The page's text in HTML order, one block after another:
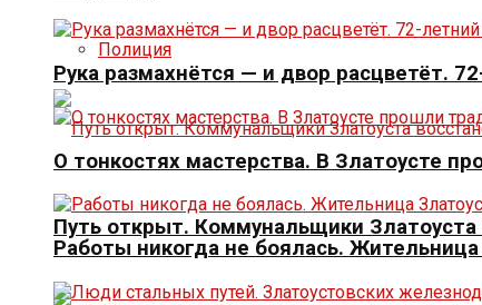
Полиция
Путь открыт. Коммунальщики Златоуста
Рука размахнётся — и двор расцветёт.
О тонкостях мастерства. В Златоусте
Работы никогда не боялась.